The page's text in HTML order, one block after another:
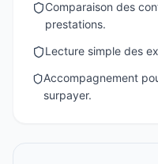
Comparaison des
prestations.
Lecture simple des
Accompagnement
surpayer.